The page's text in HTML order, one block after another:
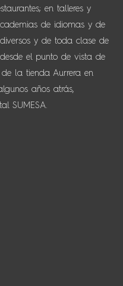
en talleres y
de idiomas y de
y de toda clase de
el punto de vista de
la tienda Aurrera en
años atrás,
SUMESA.